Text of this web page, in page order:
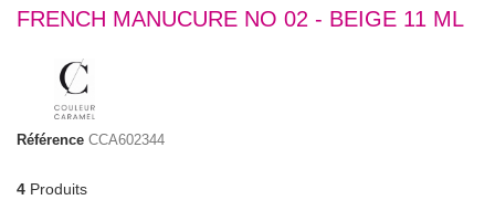
FRENCH MANUCURE NO 02 - BEIGE 11 ML
Référence CCA602344
4 Produits